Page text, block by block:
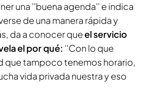
una ''buena agenda'' e indica
de una manera rápida y
da a conocer queel servicio
el por qué: ''Con lo que
que tampoco tenemos horario,
vida privada nuestra y eso